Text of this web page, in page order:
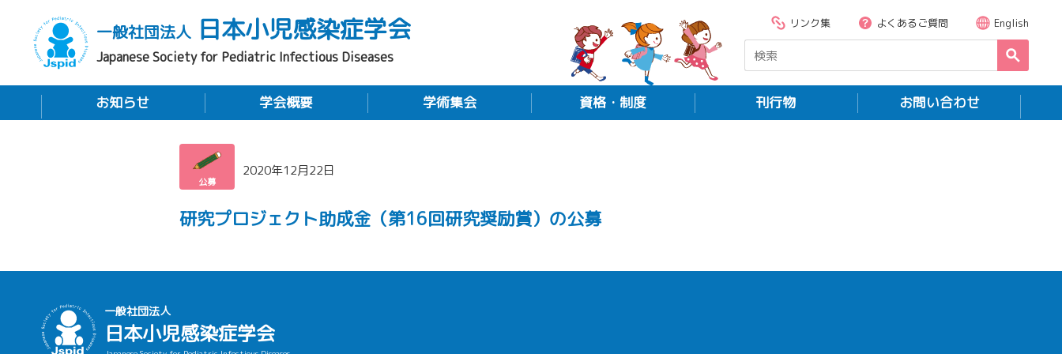
一般社団法人 日本小児感染症学会
Japanese Society for Pediatric Infectious Diseases
リンク集 よくあるご質問 English
お知らせ 学会概要 学術集会 資格・制度 刊行物 お問い合わせ
公募
2020年12月22日
研究プロジェクト助成金（第16回研究奨励賞）の公募
一般社団法人
日本小児感染症学会